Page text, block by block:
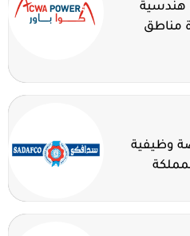
هندسية
مناطق
تعلن 11 فرصة وظيفية